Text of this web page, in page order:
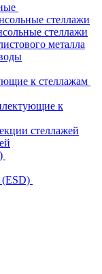
стеллажи
стеллажи
металла
к стеллажам
к
стеллажей
(ESD)